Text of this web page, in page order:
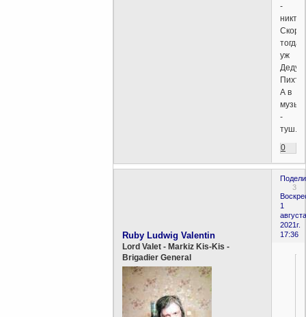
-
никто.
тогда
уж
Пихто!
А в
-
туш.
0
3
1
2021г.
17:36
Ruby Ludwig Valentin
Lord Valet - Markiz Kis-Kis -
Brigadier General